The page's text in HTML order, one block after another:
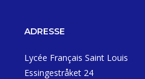
ADRESSE
Lycée Français Saint Louis
Essingestråket 24